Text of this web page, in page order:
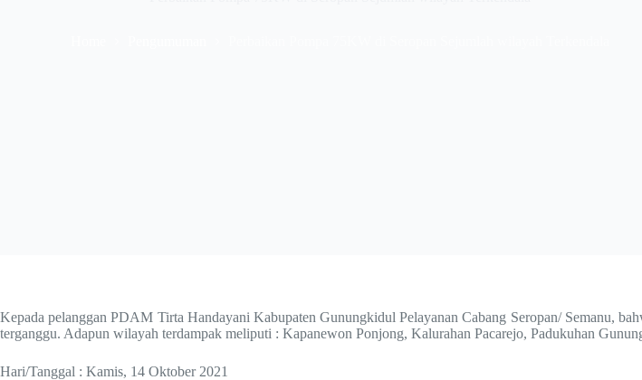
Kepada pelanggan PDAM Tirta Handayani Kabupaten Gunungkidul Pelayanan Cabang Seropan/ Semanu,
terganggu. Adapun wilayah terdampak meliputi : Kapanewon Ponjong, Kalurahan Pacarejo, Padukuhan
Hari/Tanggal : Kamis, 14 Oktober 2021